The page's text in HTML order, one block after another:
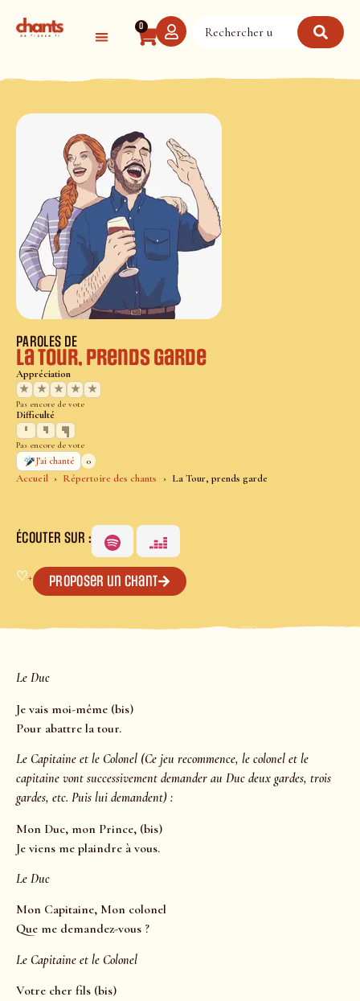
0
Accueil Répertoire des chants La Tour, prends garde
PAROLES DE
La Tour, prends garde
Appréciation
★
★ ★ ★ ★
Pas encore de vote
Difficulté
Pas encore de vote
J’ai chanté
0
ÉCOUTER SUR :
♡+ Proposer un chant
Le Duc
Je vais moi-même (bis)
Pour abattre la tour.
Le Capitaine et le Colonel (Ce jeu recommence, le colonel et le
capitaine vont successivement demander au Duc deux gardes, trois
gardes, etc. Puis lui demandent) :
Mon Duc, mon Prince, (bis)
Je viens me plaindre à vous.
Le Duc
Mon Capitaine, Mon colonel
Que me demandez-vous ?
Le Capitaine et le Colonel
Votre cher fils (bis)